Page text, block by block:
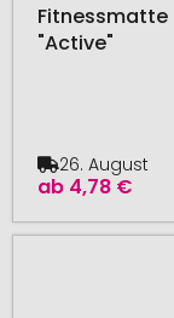
Fitnessmatte
"Active"
ab 4,78 €
26. August